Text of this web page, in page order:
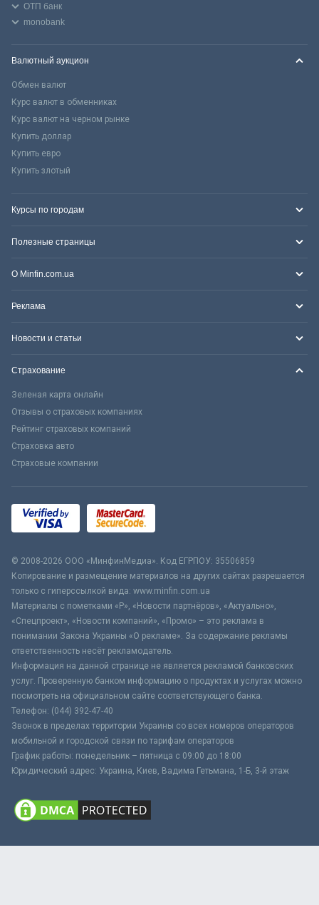
ОТП банк
monobank
Валютный аукцион
Обмен валют
Курс валют в обменниках
Курс валют на черном рынке
Купить доллар
Купить евро
Купить злотый
Курсы по городам
Полезные страницы
О Minfin.com.ua
Реклама
Новости и статьи
Страхование
Зеленая карта онлайн
Отзывы о страховых компаниях
Рейтинг страховых компаний
Страховка авто
Страховые компании
© 2008-2026 ООО «МинфинМедиа». Код ЕГРПОУ: 35506859
Копирование и размещение материалов на других сайтах разрешается
только с гиперссылкой вида: www.minfin.com.ua
Материалы с пометками «Р», «Новости партнёров», «Актуально»,
«Спецпроект», «Новости компаний», «Промо» – это реклама в
понимании Закона Украины «О рекламе». За содержание рекламы
ответственность несёт рекламодатель.
Информация на данной странице не является рекламой банковских
услуг. Проверенную банком информацию о продуктах и услугах можно
посмотреть на официальном сайте соответствующего банка.
Телефон: (044) 392-47-40
Звонок в пределах территории Украины со всех номеров операторов
мобильной и городской связи по тарифам операторов
График работы: понедельник – пятница с 09:00 до 18:00
Юридический адрес: Украина, Киев, Вадима Гетьмана, 1-Б, 3-й этаж